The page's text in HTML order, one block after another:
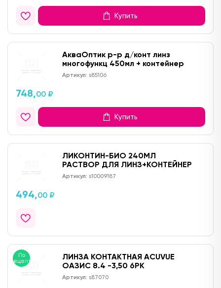
Купить
АкваОптик р-р д/конт линз
многофункц 450мл + контейнер
Артикул: s85106
748,00 ₽
Купить
ЛИКОНТИН-БИО 240МЛ
РАСТВОР ДЛЯ ЛИНЗ+КОНТЕЙНЕР
Артикул: s10009187
494,00 ₽
По
рецепту
ЛИНЗА КОНТАКТНАЯ ACUVUE
ОАЗИС 8.4 -3,50 6PK
Артикул: s87070